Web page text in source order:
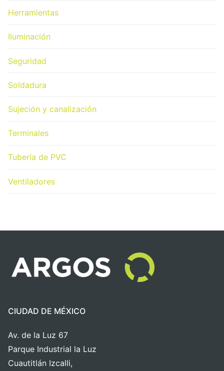
Herramientas
Iluminación
Seguridad
Soldadura
Sujeción y canalización
Terminales
Tubería de PVC
Ventiladores
CIUDAD DE MÉXICO
Av. de la Luz 67
Parque Industrial la Luz
Cuautitlán Izcalli,